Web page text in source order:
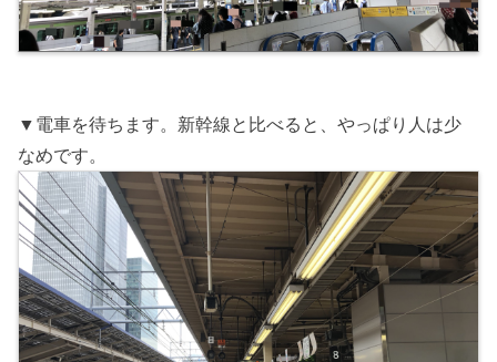
▼電車を待ちます。新幹線と比べると、やっぱり人は少
なめです。